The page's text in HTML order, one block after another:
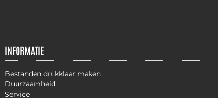
INFORMATIE
Bestanden drukklaar maken
Duurzaamheid
Service